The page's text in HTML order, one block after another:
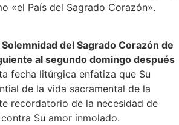
«el País del Sagrado Corazón».
Solemnidad del Sagrado Corazón de
al segundo domingo después
fecha litúrgica enfatiza que Su
de la vida sacramental de la
recordatorio de la necesidad de
Su amor inmolado.